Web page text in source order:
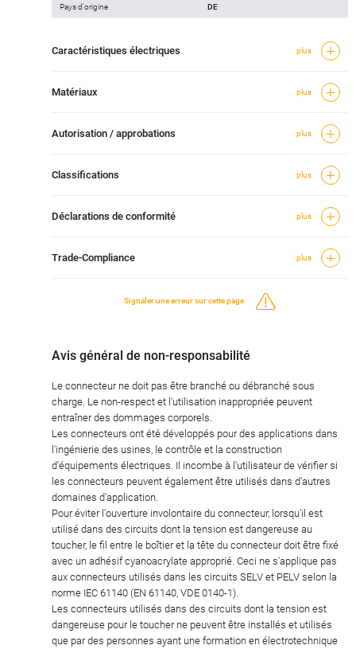
Pays d'origine DE
Caractéristiques électriques plus
Matériaux plus
Autorisation / approbations plus
Classifications plus
Déclarations de conformité plus
Trade-Compliance plus
Signaler une erreur sur cette page
Avis général de non-responsabilité
Le connecteur ne doit pas être branché ou débranché sous
charge. Le non-respect et l'utilisation inappropriée peuvent
entraîner des dommages corporels.
Les connecteurs ont été développés pour des applications dans
l'ingénierie des usines, le contrôle et la construction
d'équipements électriques. Il incombe à l'utilisateur de vérifier si
les connecteurs peuvent également être utilisés dans d'autres
domaines d'application.
Pour éviter l'ouverture involontaire du connecteur, lorsqu'il est
utilisé dans des circuits dont la tension est dangereuse au
toucher, le fil entre le boîtier et la tête du connecteur doit être fixé
avec un adhésif cyanoacrylate approprié. Ceci ne s'applique pas
aux connecteurs utilisés dans les circuits SELV et PELV selon la
norme IEC 61140 (EN 61140, VDE 0140-1).
Les connecteurs utilisés dans des circuits dont la tension est
dangereuse pour le toucher ne peuvent être installés et utilisés
que par des personnes ayant une formation en électrotechnique